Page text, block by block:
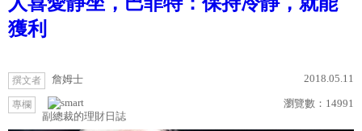
獲利
撰文者 詹姆士 2018.05.11
專欄
副總裁的理財日誌
瀏覽數： 14991